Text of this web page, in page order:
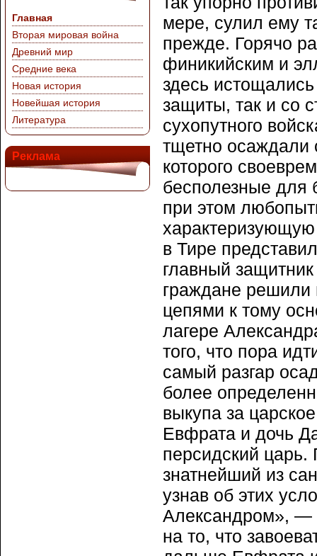
Главная
Вторая мировая война
Древний мир
Средние века
Новая история
Новейшая история
Литература
Реклама
мере, сулил ему
прежде. Горячо
финикийским и
здесь
защиты, так и со
сухопутного
тщетно осаждали
которого
бесполезные для
при этом
характеризующую
в Тире
главный защитник
граждане решили
цепями к тому
лагере
того, что пора
самый разгар
более
выкупа за
Евфрата и дочь
персидский царь.
знатнейший из
узнав об этих
Александром», —
на то, что